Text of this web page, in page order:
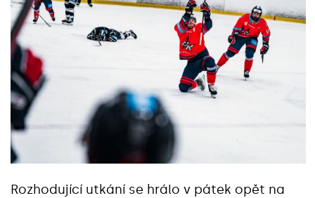
Rozhodující utkání se hrálo v pátek opět na